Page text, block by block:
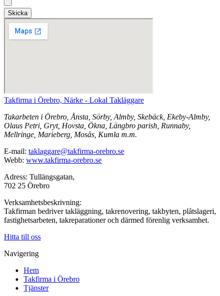
Skicka
Takfirma i Örebro, Närke - Lokal Takläggare
Takarbeten i Örebro, Ånsta, Sörby, Almby, Skebäck, Ekeby-Almby,
Olaus Petri, Gryt, Hovsta, Ökna, Längbro parish, Runnaby,
Mellringe, Marieberg, Mosås, Kumla m.m.
E-mail: taklaggare@takfirma-orebro.se
Webb: www.takfirma-orebro.se
Adress: Tullängsgatan,
702 25 Örebro
Verksamhetsbeskrivning:
Takfirman bedriver takläggning, takrenovering, takbyten, plåtslageri,
fastighetsarbeten, takreparationer och därmed förenlig verksamhet.
Hitta till oss
Navigering
Hem
Takfirma i Örebro
Tjänster